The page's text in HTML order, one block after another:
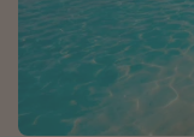
St. Lucia Urlaub
Kefalonia Urlaub
Krabi Urlaub
Tulum Urlaub